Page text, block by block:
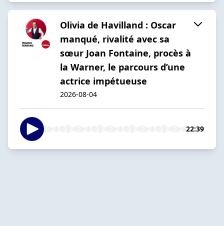
Olivia de Havilland : Oscar
manqué, rivalité avec sa
sœur Joan Fontaine, procès à
la Warner, le parcours d’une
actrice impétueuse
2026-08-04
22:39